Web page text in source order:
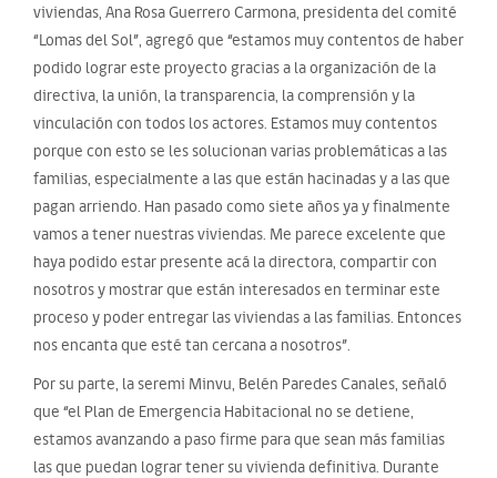
viviendas, Ana Rosa Guerrero Carmona, presidenta del comité
“Lomas del Sol”, agregó que “estamos muy contentos de haber
podido lograr este proyecto gracias a la organización de la
directiva, la unión, la transparencia, la comprensión y la
vinculación con todos los actores. Estamos muy contentos
porque con esto se les solucionan varias problemáticas a las
familias, especialmente a las que están hacinadas y a las que
pagan arriendo. Han pasado como siete años ya y finalmente
vamos a tener nuestras viviendas. Me parece excelente que
haya podido estar presente acá la directora, compartir con
nosotros y mostrar que están interesados en terminar este
proceso y poder entregar las viviendas a las familias. Entonces
nos encanta que esté tan cercana a nosotros”.
Por su parte, la seremi Minvu, Belén Paredes Canales, señaló
que “el Plan de Emergencia Habitacional no se detiene,
estamos avanzando a paso firme para que sean más familias
las que puedan lograr tener su vivienda definitiva. Durante